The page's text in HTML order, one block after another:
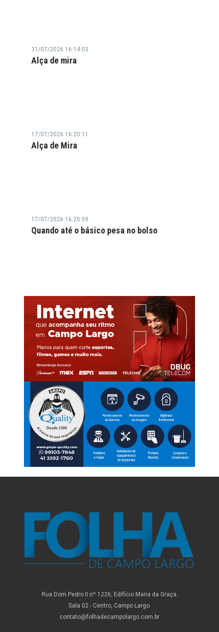
31/07/2026 16:14:03
Alça de mira
17/07/2026 16:20:11
Alça de Mira
17/07/2026 16:20:59
Quando até o básico pesa no bolso
Rua Dom Pedro II nº 1226, Edifício Maria da Graça.
Sala 02 - Centro, Campo Largo.
contato@folhadecampolargo.com.br